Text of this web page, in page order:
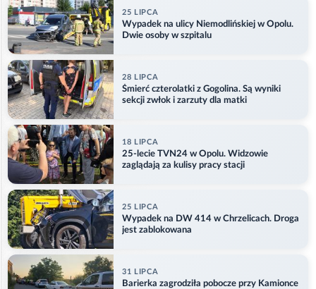
25 LIPCA
Wypadek na ulicy Niemodlińskiej w Opolu.
Dwie osoby w szpitalu
28 LIPCA
Śmierć czterolatki z Gogolina. Są wyniki
sekcji zwłok i zarzuty dla matki
18 LIPCA
25-lecie TVN24 w Opolu. Widzowie
zaglądają za kulisy pracy stacji
25 LIPCA
Wypadek na DW 414 w Chrzelicach. Droga
jest zablokowana
31 LIPCA
Barierka zagrodziła pobocze przy Kamionce